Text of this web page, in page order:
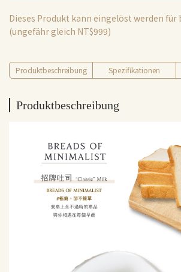
Dieses Produkt kann eingelöst werden für
(ungefähr gleich NT$999)
Produktbeschreibung Spezifikationen
Produktbeschreibung